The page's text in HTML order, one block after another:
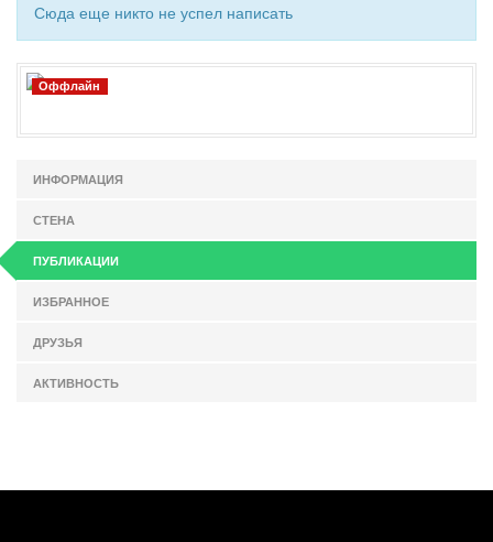
Сюда еще никто не успел написать
Оффлайн
ИНФОРМАЦИЯ
СТЕНА
ПУБЛИКАЦИИ
ИЗБРАННОЕ
ДРУЗЬЯ
АКТИВНОСТЬ